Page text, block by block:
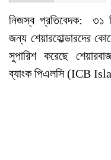
নিজস্ব প্রতিবেদক: ৩১
জন্য শেয়ারহোল্ডারদের
সুপারিশ করেছে
ব্যাংক পিএলসি (ICB